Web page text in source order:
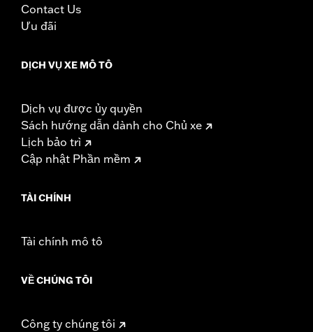
Material Width UOM:
WARRANTY:
Contact Us
Ưu đãi
DỊCH VỤ XE MÔ TÔ
Dịch vụ được ủy quyền
Sách hướng dẫn dành cho Chủ xe
Lịch bảo trì
Cập nhật Phần mềm
TÀI CHÍNH
Tài chính mô tô
VỀ CHÚNG TÔI
Công ty chúng tôi